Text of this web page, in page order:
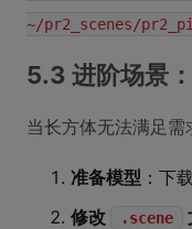
~/pr2_scenes/
5.3 进阶场景
当长方体无法满足
准备模型 ：下
修改 .scene